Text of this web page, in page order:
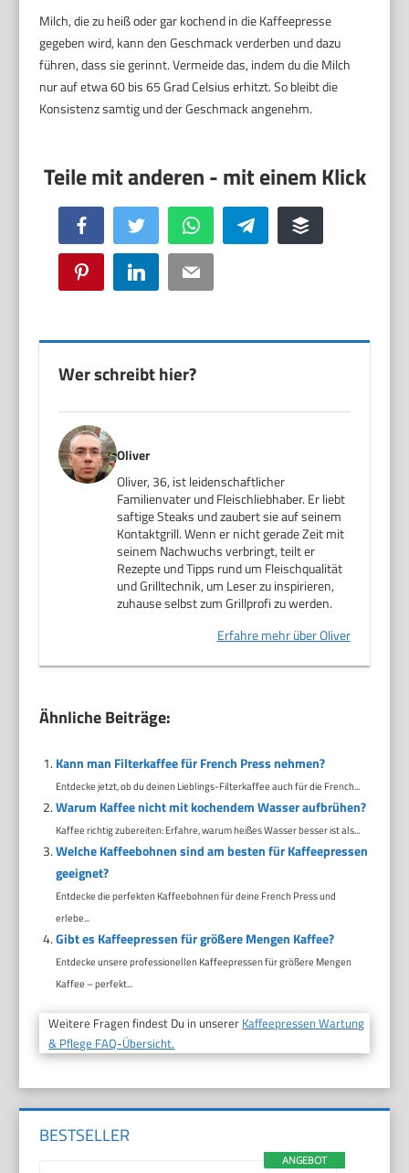
Milch, die zu heiß oder gar kochend in die Kaffeepresse
gegeben wird, kann den Geschmack verderben und dazu
führen, dass sie gerinnt. Vermeide das, indem du die Milch
nur auf etwa 60 bis 65 Grad Celsius erhitzt. So bleibt die
Konsistenz samtig und der Geschmack angenehm.
Facebook Twitter WhatsApp Telegram Buffer
Pinterest LinkedIn Email
Wer schreibt hier?
Oliver
Oliver, 36, ist leidenschaftlicher
Familienvater und Fleischliebhaber. Er liebt
saftige Steaks und zaubert sie auf seinem
Kontaktgrill. Wenn er nicht gerade Zeit mit
seinem Nachwuchs verbringt, teilt er
Rezepte und Tipps rund um Fleischqualität
und Grilltechnik, um Leser zu inspirieren,
zuhause selbst zum Grillprofi zu werden.
Erfahre mehr über Oliver
Ähnliche Beiträge:
Kann man Filterkaffee für French Press nehmen?
Entdecke jetzt, ob du deinen Lieblings-Filterkaffee auch für die French...
Warum Kaffee nicht mit kochendem Wasser aufbrühen?
Kaffee richtig zubereiten: Erfahre, warum heißes Wasser besser ist als...
Welche Kaffeebohnen sind am besten für Kaffeepressen
geeignet?
Entdecke die perfekten Kaffeebohnen für deine French Press und
erlebe...
Gibt es Kaffeepressen für größere Mengen Kaffee?
Entdecke unsere professionellen Kaffeepressen für größere Mengen
Kaffee – perfekt...
Weitere Fragen findest Du in unserer Kaffeepressen Wartung
& Pflege FAQ-Übersicht.
BESTSELLER
ANGEBOT